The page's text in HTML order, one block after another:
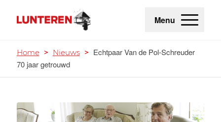
Menu
Home > Nieuws > Echtpaar Van de Pol-Schreuder
70 jaar getrouwd